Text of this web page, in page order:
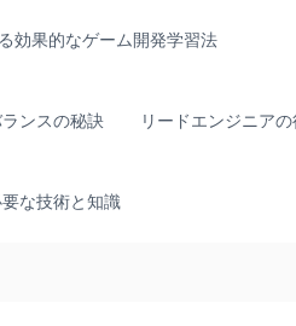
効果的なゲーム開発学習法
ンスの秘訣 リードエンジニア
な技術と知識